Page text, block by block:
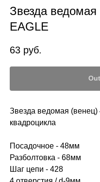
Звезда
EAGLE
63 руб.
Звезда ведомая (венец)
квадроцикла
Посадочное - 48мм
Разболтовка - 68мм
Шаг цепи - 428